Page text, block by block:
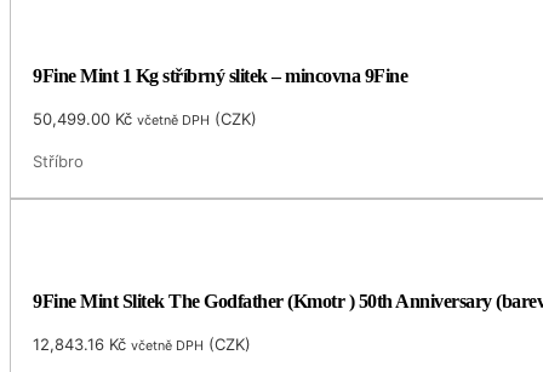
9Fine Mint 1 Kg stříbrný slitek – mincovna 9Fine
50,499.00 Kč včetně DPH (CZK)
Stříbro
9Fine Mint Slitek The Godfather (Kmotr ) 50th Anniversary
12,843.16 Kč včetně DPH (CZK)